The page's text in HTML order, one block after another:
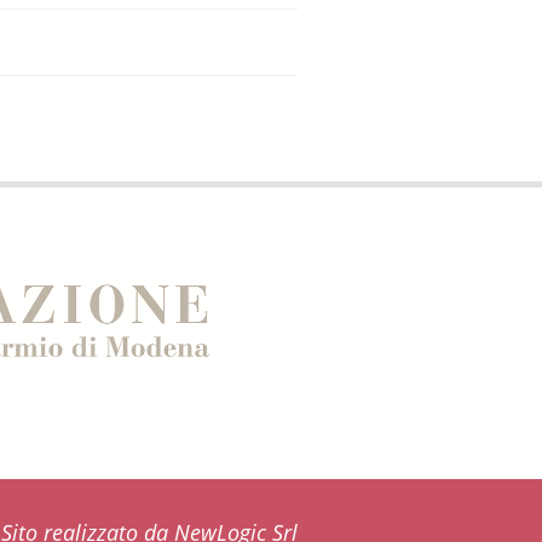
Sito realizzato da NewLogic Srl